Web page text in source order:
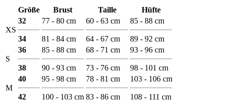
Größe Brust Taille Hüfte
XS
32
34
77 - 80 cm
81 - 84 cm
60 - 63 cm
64 - 67 cm
85 - 88 cm
89 - 92 cm
S
36
38
85 - 88 cm
90 - 93 cm
68 - 71 cm
73 - 76 cm
93 - 96 cm
98 - 101 cm
M
40
42
95 - 98 cm
100 - 103 cm
78 - 81 cm
83 - 86 cm
103 - 106 cm
108 - 111 cm